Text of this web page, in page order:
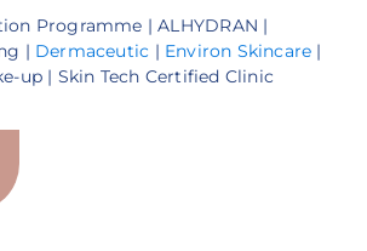
Programme | ALHYDRAN |
| Dermaceutic | Environ Skincare |
up | Skin Tech Certified Clinic